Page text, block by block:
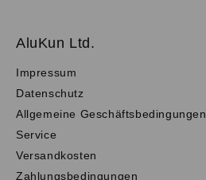
AluKun Ltd.
Impressum
Datenschutz
Allgemeine Geschäftsbedingungen
Service
Versandkosten
Zahlungsbedingungen